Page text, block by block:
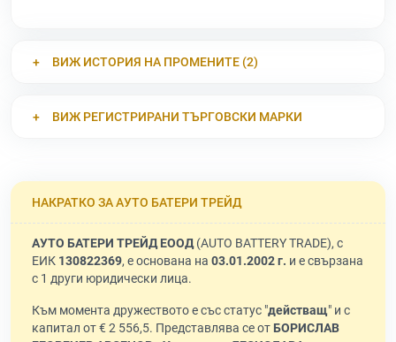
ВИЖ ИСТОРИЯ НА ПРОМЕНИТЕ (2)
ВИЖ РЕГИСТРИРАНИ ТЪРГОВСКИ МАРКИ
НАКРАТКО ЗА АУТО БАТЕРИ ТРЕЙД
АУТО БАТЕРИ ТРЕЙД ЕООД(AUTO BATTERY TRADE), с
ЕИК 130822369, е основана на 03.01.2002 г. и е свързана
с 1 други юридически лица.
Към момента дружеството е със статус "действащ" и с
капитал от € 2 556,5. Представлява се отБОРИСЛАВ